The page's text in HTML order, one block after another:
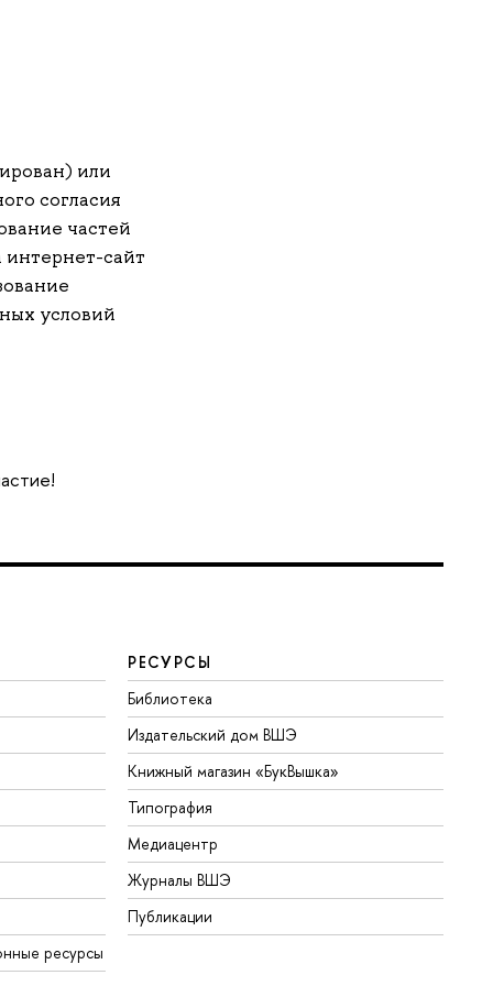
или
согласия
частей
интернет-сайт
условий
ресурсы
РЕСУРСЫ
Библиотека
Издательский дом ВШЭ
Книжный магазин «БукВышка»
Типография
Медиацентр
Журналы ВШЭ
Публикации